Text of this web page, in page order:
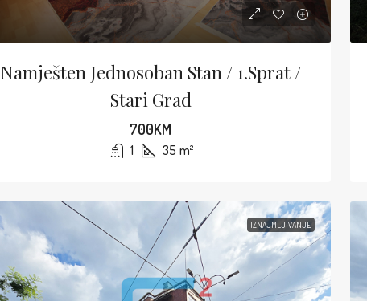
Namješten Jednosoban Stan / 1.sprat /
Stari Grad
700KM
1 35 m²
IZNAJMLJIVANJE